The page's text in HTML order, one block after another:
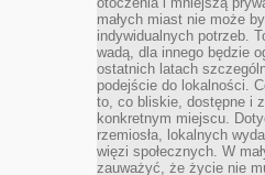
małych miast nie może
indywidualnych potrzeb.
wadą, dla innego będzie
ostatnich latach
podejście do lokalności.
to, co bliskie, dostępne i
konkretnym miejscu.
rzemiosła, lokalnych
więzi społecznych. W
zauważyć, że życie nie